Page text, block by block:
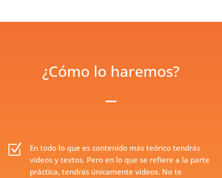
¿Cómo lo haremos?
Z
En todo lo que es contenido más teórico tendrás
videos y textos. Pero en lo que se refiere a la parte
práctica, tendrás únicamente videos. No te